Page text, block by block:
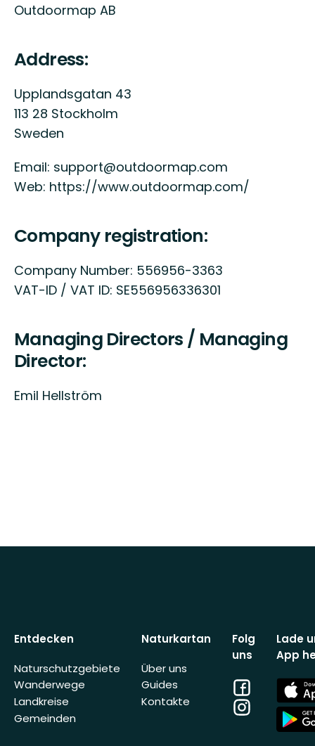
Outdoormap AB
Address:
Upplandsgatan 43
113 28 Stockholm
Sweden
Email: support@outdoormap.com
Web: https://www.outdoormap.com/
Company registration:
Company Number: 556956-3363
VAT-ID / VAT ID: SE556956336301
Managing Directors / Managing
Director:
Emil Hellström
Entdecken
Naturschutzgebiete
Wanderwege
Landkreise
Gemeinden
Naturkartan
Über uns
Guides
Kontakte
Folg
uns
Facebook
Instagram
Lade
App
App
Store
App
Store